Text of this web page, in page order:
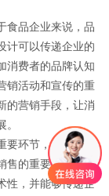
品企业来说，品
计可以传递企业的
消费者的品牌认知
销活动和宣传的重
的营销手段，让消
环节，其作用不
售的重要手段。优
性，并能够传递企